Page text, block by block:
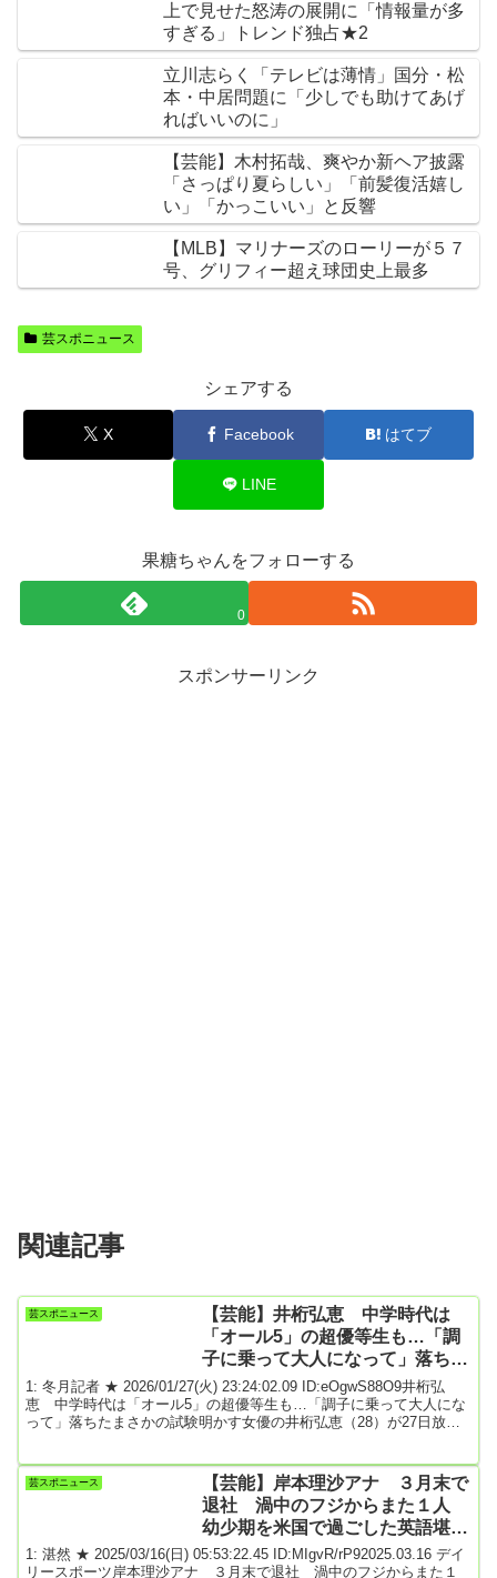
上で見せた怒涛の展開に「情報量が多
すぎる」トレンド独占★2
立川志らく「テレビは薄情」国分・松
本・中居問題に「少しでも助けてあげ
ればいいのに」
【芸能】木村拓哉、爽やか新ヘア披露
「さっぱり夏らしい」「前髪復活嬉し
い」「かっこいい」と反響
【MLB】マリナーズのローリーが５７
号、グリフィー超え球団史上最多
芸スポニュース
シェアする
X Facebook はてブ
LINE
果糖ちゃんをフォローする
0
スポンサーリンク
関連記事
芸スポニュース
【芸能】井桁弘恵 中学時代は
「オール5」の超優等生も…「調
子に乗って大人になって」落ちた
まさかの試験明かす
1: 冬月記者 ★ 2026/01/27(火) 23:24:02.09 ID:eOgwS88O9井桁弘
恵 中学時代は「オール5」の超優等生も…「調子に乗って大人にな
って」落ちたまさかの試験明かす女優の井桁弘恵（28）が27日放送
を明かした。井桁は福岡県出身で、修猷館高校から早大に進学した
才色兼備の女優。修猷館は1784年創立の超名門校で、大手塾の偏差
芸スポニュース
【芸能】岸本理沙アナ ３月末で
退社 渦中のフジからまた１人
幼少期を米国で過ごした英語堪能
な入社３年目
1: 湛然 ★ 2025/03/16(日) 05:53:22.45 ID:MIgvR/rP92025.03.16 デイ
リースポーツ岸本理沙アナ ３月末で退社 渦中のフジからまた１